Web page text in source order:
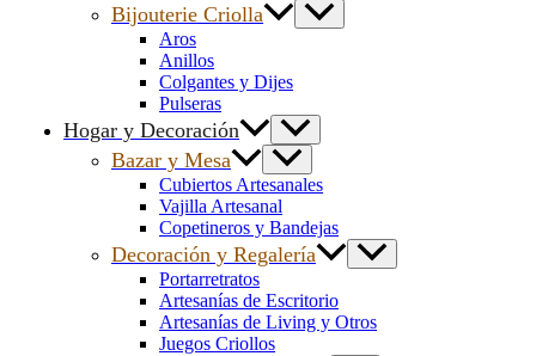
Bijouterie Criolla
Aros
Anillos
Colgantes y Dijes
Pulseras
Hogar y Decoración
Bazar y Mesa
Cubiertos Artesanales
Vajilla Artesanal
Copetineros y Bandejas
Decoración y Regalería
Portarretratos
Artesanías de Escritorio
Artesanías de Living y Otros
Juegos Criollos